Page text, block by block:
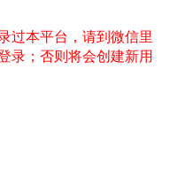
过本平台，请到微信里
录；否则将会创建新用